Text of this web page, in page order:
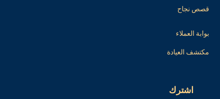
قصص نجاح
بوابة العملاء
مكتشف العيادة
اشترك